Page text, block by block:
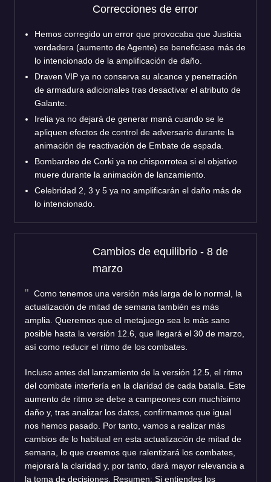
Correcciones de error
Hemos corregido un error que provocaba que Justicia
verdadera (aumento de Agente) se beneficiase más de
lo intencionado de la amplificación de daño.
Draven VIP ya no conserva su alcance y penetración
de armadura adicionales tras desactivar el atributo de
Galante.
Irelia ya no dejará de generar maná cuando se le
apliquen efectos de control de adversario durante la
animación de reactivación de Embate de espada.
Bombardeo de Corki ya no chisporrotea si el objetivo
muere durante la animación de lanzamiento.
Celebridad 2, 3 y 5 ya no amplificarán el daño más de
lo intencionado.
Cambios de equilibrio - 8 de
marzo
Como tenemos una versión más larga de lo normal, la
actualización de mitad de semana también es más
amplia. Queremos que el metajuego sea lo más sano
posible hasta la versión 12.6, que llegará el 30 de marzo,
así como reducir el ritmo de los combates.
Incluso antes del lanzamiento de la versión 12.5, el ritmo
del combate interfería en la claridad de cada batalla. Este
aumento de ritmo se debe a campeones con muchísimo
daño y, tras analizar los datos, confirmamos que igual
nos hemos pasado. Por tanto, vamos a realizar más
cambios de lo habitual en esta actualización de mitad de
semana, lo que creemos que ralentizará los combates,
mejorará la claridad y, por tanto, dará mayor relevancia a
la toma de decisiones. Resumen: Si entiendes los